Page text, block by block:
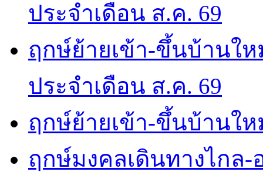
ประจำเดือน ส.ค. 69
ฤกษ์ย้ายเข้า-ขึ้นบ้านใ
ประจำเดือน ส.ค. 69
ฤกษ์ย้ายเข้า-ขึ้นบ้านให
ฤกษ์มงคลเดินทางไกล-